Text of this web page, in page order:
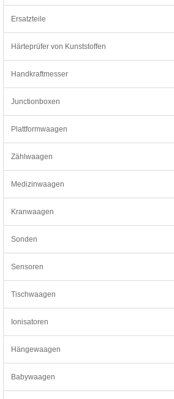
Ersatzteile
Härteprüfer von Kunststoffen
Handkraftmesser
Junctionboxen
Plattformwaagen
Zählwaagen
Medizinwaagen
Kranwaagen
Sonden
Sensoren
Tischwaagen
Ionisatoren
Hängewaagen
Babywaagen